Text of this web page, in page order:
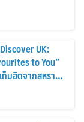
UK:
to You”
มฮิตจากสหราช
งแต่วันนี้ – 18